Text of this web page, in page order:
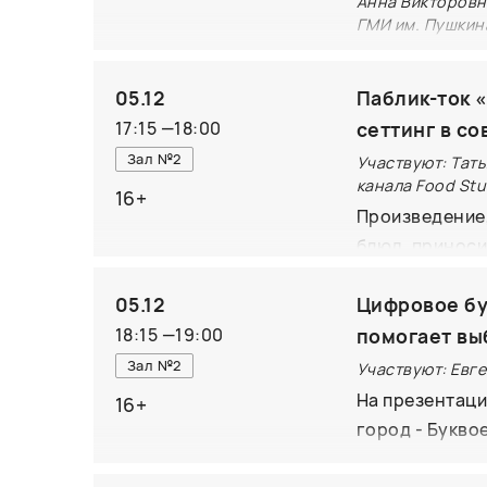
ГМИ им.
то издание —
многие
исторически
Автор
контексте
Виктории
А.С. Пушкина,
научный
хранящихся в
где
России и
05.12
17:15 —18:00
Зал №2
16+
Паблик-ток
сеттинг в
Участвуют:
канала Food
блюд,
что, как и
вспомним
описания еды
Кернинон
05.12
18:15 —19:00
Зал №2
16+
Цифровое
помогает
Участвуют:
На
город -